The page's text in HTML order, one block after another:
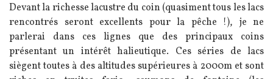
Devant la richesse lacustre du coin (quasiment tous les lacs
rencontrés seront excellents pour la pêche !), je ne
parlerai dans ces lignes que des principaux coins
présentant un intérêt halieutique. Ces séries de lacs
siègent toutes à des altitudes supérieures à 2000m et sont